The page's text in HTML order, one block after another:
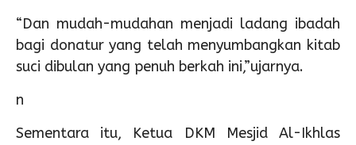
“Dan mudah-mudahan menjadi ladang ibadah
bagi donatur yang telah menyumbangkan kitab
suci dibulan yang penuh berkah ini,”ujarnya.
n
Sementara itu, Ketua DKM Mesjid Al-Ikhlas